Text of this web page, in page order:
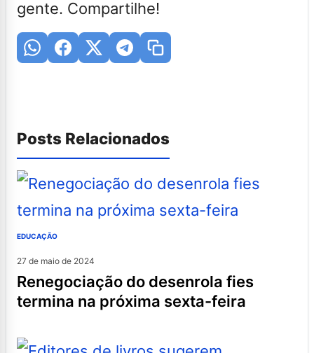
gente. Compartilhe!
Posts Relacionados
EDUCAÇÃO
27 de maio de 2024
renegociação do desenrola fies
termina na próxima sexta-feira